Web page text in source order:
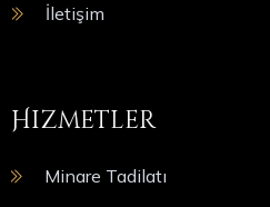
İletişim
Hizmetler
Minare Tadilatı